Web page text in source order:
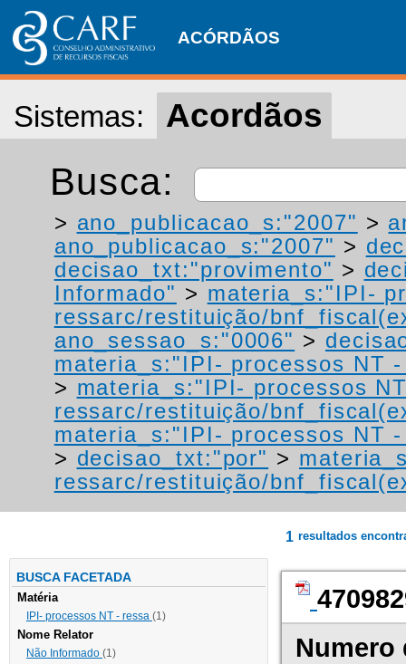
ACÓRDÃOS
Sistemas: Acordãos
Busca:
> ano_publicacao_s:"2007" >
ano_publicacao_s:"2007" >
decisao_txt:"provimento" >
Informado" > materia_s:"IPI-
ressarc/restituição/
ano_sessao_s:"0006" >
materia_s:"IPI- processos NT
> materia_s:"IPI- processos
ressarc/restituição/
materia_s:"IPI- processos NT
> decisao_txt:"por" >
ressarc/restituição/
BUSCA FACETADA
Matéria
IPI- processos NT - ressa (1)
Nome Relator
Não Informado (1)
1 resultados
Numero